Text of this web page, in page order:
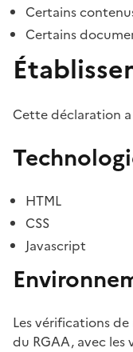
Certains
Certains
Cette déclaration
HTML
CSS
Javascript
Les vérifications
du RGAA, avec les